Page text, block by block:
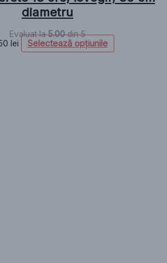
diametru
Evaluat la5.00din 5
lei Selectează opțiunile